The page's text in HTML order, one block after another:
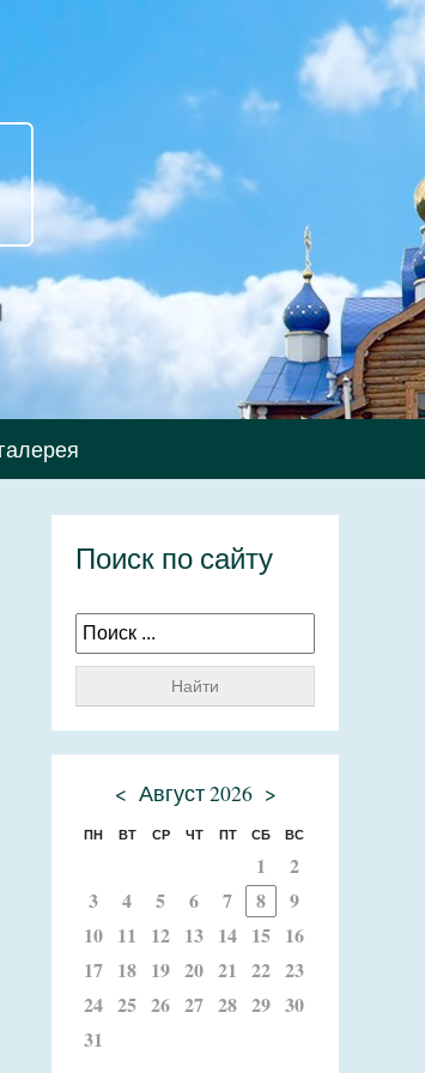
Поиск по сайту
Найти
< Август 2026 >
ПН ВТ СР ЧТ ПТ СБ ВС
1
2
3
4 5 6 7 8
9
10 11 12 13 14 15 16
17 18 19 20 21 22 23
24 25 26 27 28 29 30
31